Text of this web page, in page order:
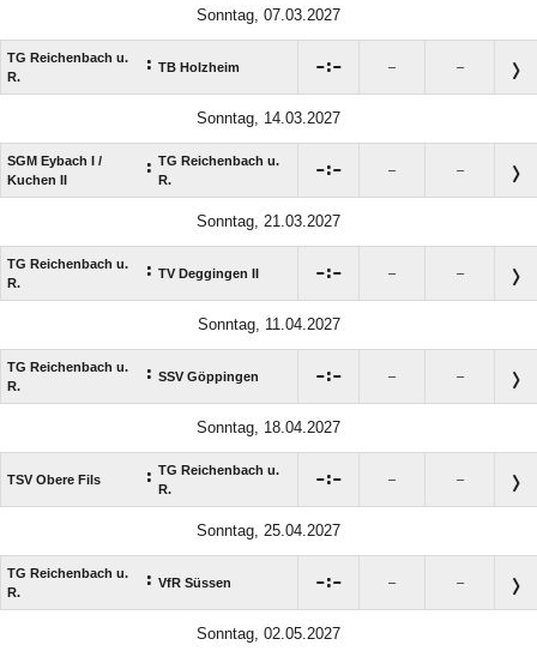
Sonntag, 07.03.2027
TG Reichenbach u.
R.
: TB Holzheim : – –
Sonntag, 14.03.2027
SGM Eybach I /​
Kuchen II
: TG Reichenbach u.
R.
: – –
Sonntag, 21.03.2027
TG Reichenbach u.
R.
: TV Deggingen II : – –
Sonntag, 11.04.2027
TG Reichenbach u.
R.
: SSV Göppingen : – –
Sonntag, 18.04.2027
TSV Obere Fils : TG Reichenbach u.
R.
: – –
Sonntag, 25.04.2027
TG Reichenbach u.
R.
: VfR Süssen : – –
Sonntag, 02.05.2027